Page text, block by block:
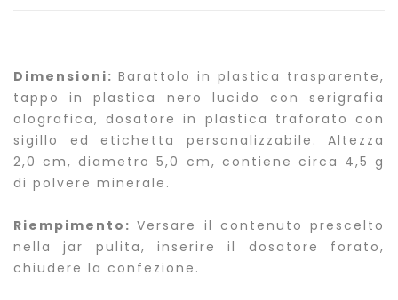
Dimensioni: Barattolo in plastica trasparente,
tappo in plastica nero lucido con serigrafia
olografica, dosatore in plastica traforato con
sigillo ed etichetta personalizzabile. Altezza
2,0 cm, diametro 5,0 cm, contiene circa 4,5 g
di polvere minerale.
Riempimento:Versare il contenuto prescelto
nella jar pulita, inserire il dosatore forato,
chiudere la confezione.